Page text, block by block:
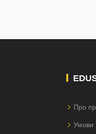
Про
Умови